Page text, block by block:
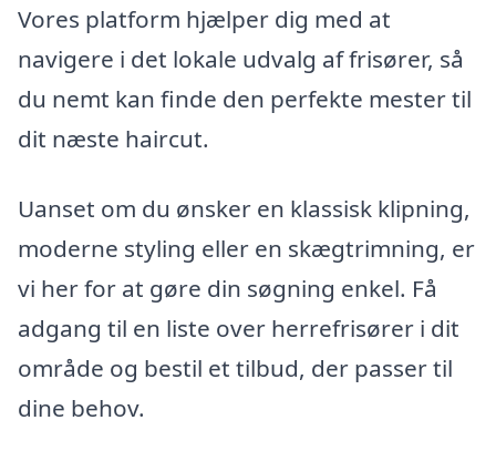
Vores platform hjælper dig med at
navigere i det lokale udvalg af frisører, så
du nemt kan finde den perfekte mester til
dit næste haircut.
Uanset om du ønsker en klassisk klipning,
moderne styling eller en skægtrimning, er
vi her for at gøre din søgning enkel. Få
adgang til en liste over herrefrisører i dit
område og bestil et tilbud, der passer til
dine behov.